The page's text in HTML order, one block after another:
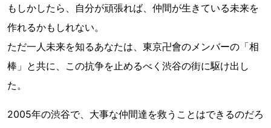
もしかしたら、自分が頑張れば、仲間が生きている未来を
作れるかもしれない。
ただ一人未来を知るあなたは、東京卍會のメンバーの「相
棒」と共に、この抗争を止めるべく渋谷の街に駆け出し
た。
2005年の渋谷で、大事な仲間達を救うことはできるのだろ